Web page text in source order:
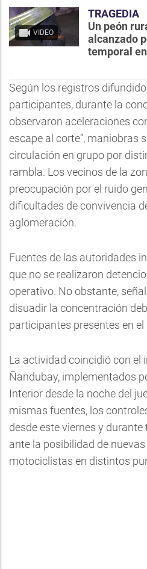
VIDEO
TRAGEDIA
Un peón
alcanzado
temporal
Según los registros
participantes, durante la
observaron aceleraciones
escape al corte”, maniobras
circulación en grupo por
rambla. Los vecinos de la
preocupación por el ruido
dificultades de convivencia
aglomeración.
Fuentes de las autoridades
que no se realizaron
operativo. No obstante,
disuadir la concentración
participantes presentes en el
La actividad coincidió con el
Ñandubay, implementados
Interior desde la noche del
mismas fuentes, los
desde este viernes y
ante la posibilidad de
motociclistas en distintos